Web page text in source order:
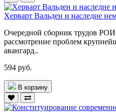
Херварт Вальден и наследие
Очередной сборник трудов
рассмотрение проблем
авангард..
594 руб.
В корзину